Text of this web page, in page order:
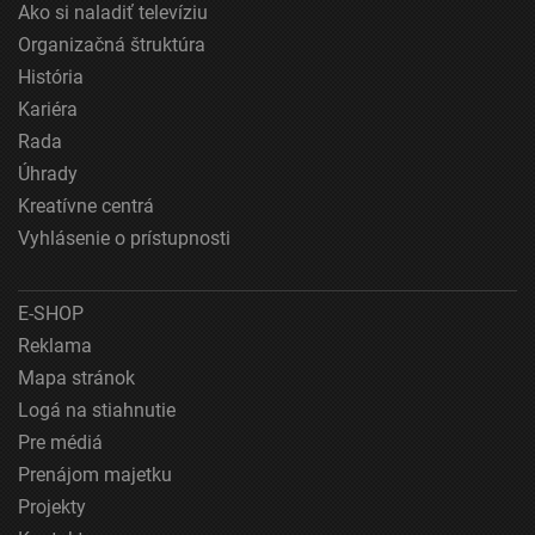
Meranie výkonnosti reklamy
Meranie výkonnosti obsahu
alebo spájania údajov z rôznych zdrojov
Použitie obmedzených údajov na výber obsahu
Používanie presných údajov o geografickej
polohe
Identifikácia zariadení na základe aktívne
vyžiadaných informácií
Účely spracovania, ktoré nie sú v kompetencii IAB:
Nevyhnutné
Ako si naladiť televíziu
Organizačná štruktúra
História
Kariéra
Rada
Úhrady
Kreatívne centrá
Vyhlásenie o prístupnosti
E-SHOP
Reklama
Mapa stránok
Logá na stiahnutie
Pre médiá
Prenájom majetku
Projekty